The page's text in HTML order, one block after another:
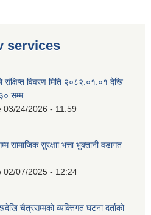
services
संक्षिप्त विवरण मिति २०८२.०१.०१ देखि
सम्म
03/24/2026 - 11:59
सामाजिक सुरक्षाा भत्ता भुक्तानी वडागत
02/07/2025 - 12:24
चैत्रसम्मको व्यक्तिगत घटना दर्ताको